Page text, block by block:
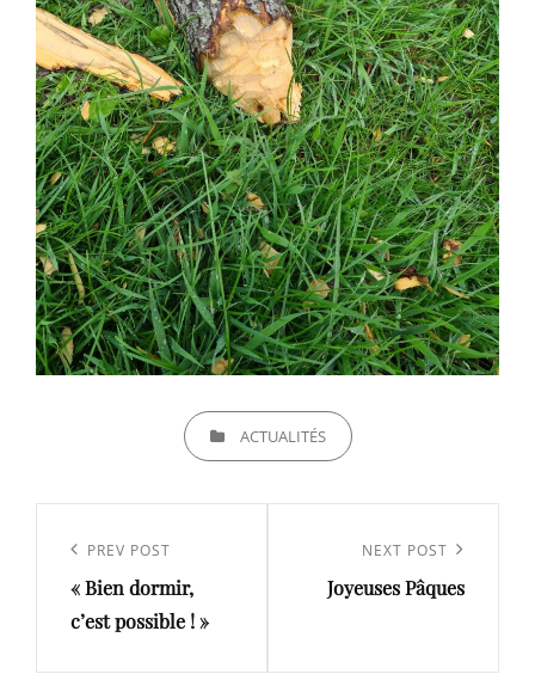
CATEGORIESACTUALITÉS
l’article
Previous
Post
PREV POST
« Bien dormir,
c’est possible ! »
Post
NEXT POST
Joyeuses Pâques